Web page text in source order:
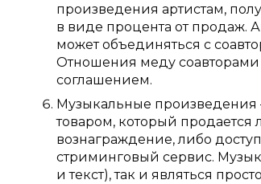
произведения артистам,
в виде процента от продаж.
может объединяться с
Отношения меду
соглашением.
Музыкальные произведения
товаром, который
вознаграждение, либо
стриминговый сервис.
и текст), так и являться